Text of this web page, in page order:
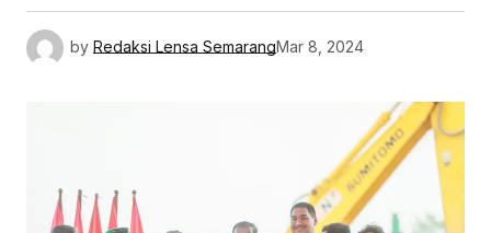
by Redaksi Lensa SemarangMar 8, 2024